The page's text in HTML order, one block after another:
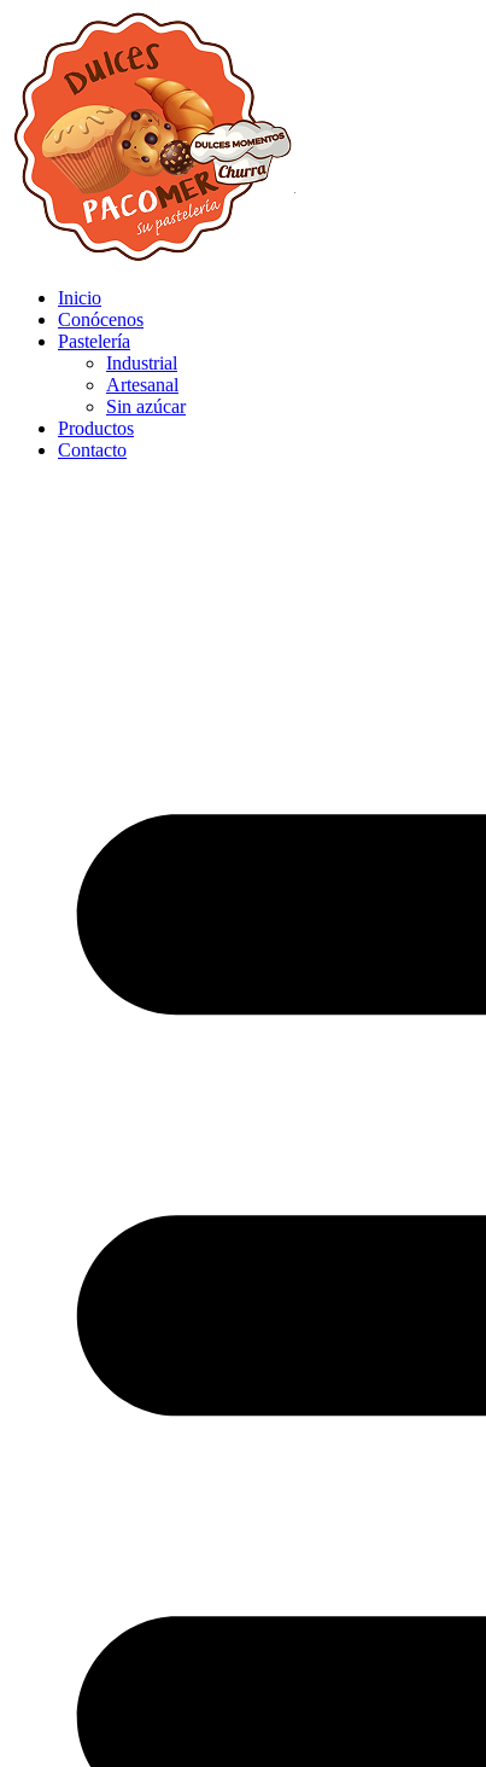
Inicio
Conócenos
Pastelería
Industrial
Artesanal
Sin azúcar
Productos
Contacto